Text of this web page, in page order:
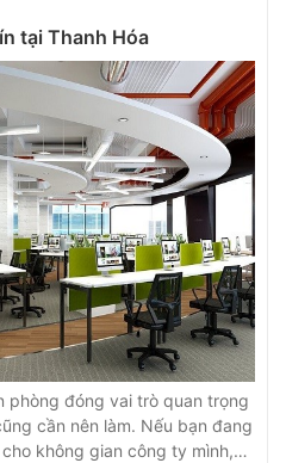
tại Thanh Hóa
phòng đóng vai trò quan trọng
cần nên làm. Nếu bạn đang
không gian công ty mình,